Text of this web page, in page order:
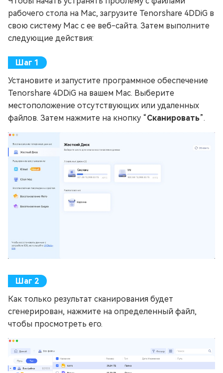
рабочего стола на Mac, загрузите Tenorshare 4DDiG в
свою систему Mac с ее веб-сайта. Затем выполните
следующие действия:
Установите и запустите программное обеспечение
Tenorshare 4DDiG на вашем Mac. Выберите
местоположение отсутствующих или удаленных
файлов. Затем нажмите на кнопку “Сканировать”.
Как только результат сканирования будет
сгенерирован, нажмите на определенный файл,
чтобы просмотреть его.